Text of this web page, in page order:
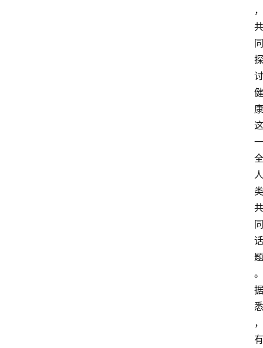
，
共
同
探
讨
健
康
这
一
全
人
类
共
同
话
题
。
据
悉
，
有